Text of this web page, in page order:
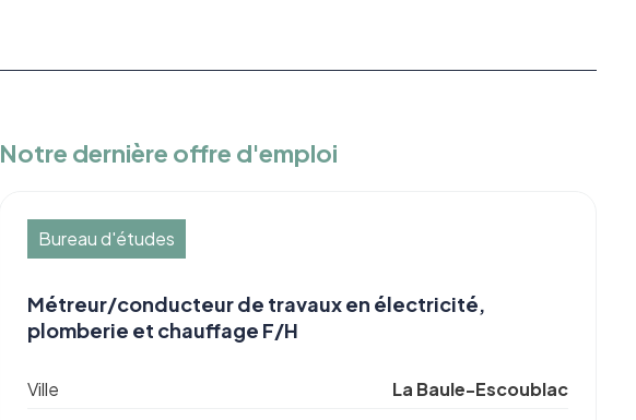
Notre dernière offre d'emploi
Bureau d'études
Métreur/conducteur de travaux en électricité,
plomberie et chauffage F/H
Ville
La Baule-Escoublac